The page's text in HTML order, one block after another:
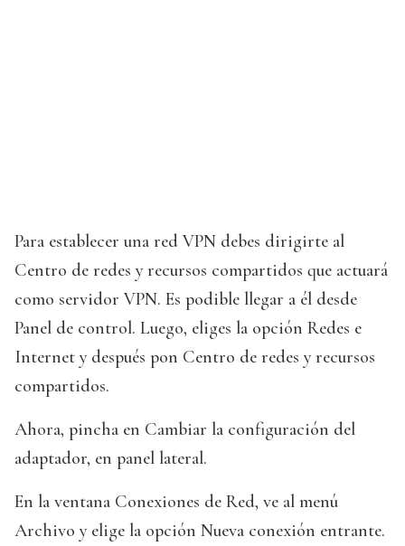
Para establecer una red VPN debes dirigirte al
Centro de redes y recursos compartidos que actuará
como servidor VPN. Es podible llegar a él desde
Panel de control. Luego, eliges la opción Redes e
Internet y después pon Centro de redes y recursos
compartidos.
Ahora, pincha en Cambiar la configuración del
adaptador, en panel lateral.
En la ventana Conexiones de Red, ve al menú
Archivo y elige la opción Nueva conexión entrante.